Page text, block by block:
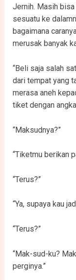
Jernih. Masih
sesuatu ke
bagaimana
merusak banyak
“Beli saja salah
dari tempat yang
merasa aneh
tiket dengan
“Maksudnya?”
“Tiketmu berikan
“Terus?”
“Ya, supaya kau
“Terus?”
“Mak-sud-ku?
perginya.”